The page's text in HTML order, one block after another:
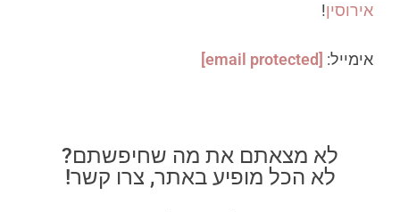
אירוסין!
אימייל: [email protected]
לא מצאתם את מה שחיפשתם?
לא הכל מופיע באתר, צרו קשר!